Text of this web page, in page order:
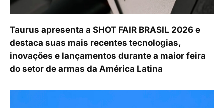
Taurus apresenta a SHOT FAIR BRASIL 2026 e
destaca suas mais recentes tecnologias,
inovações e lançamentos durante a maior feira
do setor de armas da América Latina